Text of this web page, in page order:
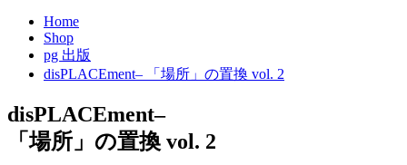
Home
Shop
pg 出版
disPLACEment– 「場所」の置換 vol. 2
disPLACEment–
「場所」の置換 vol. 2